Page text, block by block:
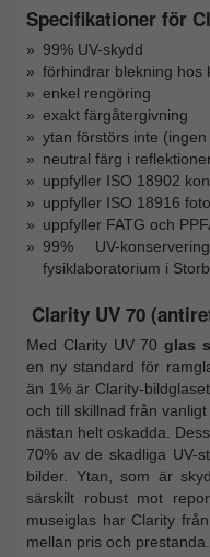
Specifikationer för
99% UV-skydd
förhindrar blekning hos
enkel rengöring
exakt färgåtergivning
ytan förstörs inte
neutral färg i
uppfyller ISO 18902
uppfyller ISO 18916
uppfyller FATG och
99% UV-
fysiklaboratorium i
Clarity UV 70
Med Clarity UV 70glas
en ny standard för
än 1% är Clarity-
och till skillnad från
nästan helt oskadda.
70% av de skadliga UV-
bilder. Ytan, som är
särskilt robust mot
museiglas har Clarity
mellan pris och prestanda.